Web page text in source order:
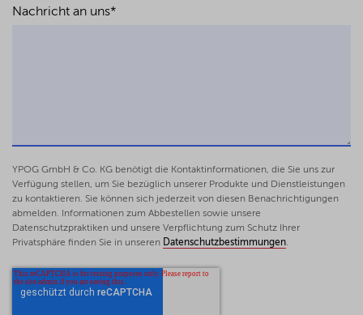
Nachricht an uns*
YPOG GmbH & Co. KG benötigt die Kontaktinformationen, die Sie uns zur
Verfügung stellen, um Sie bezüglich unserer Produkte und Dienstleistungen
zu kontaktieren. Sie können sich jederzeit von diesen Benachrichtigungen
abmelden. Informationen zum Abbestellen sowie unsere
Datenschutzpraktiken und unsere Verpflichtung zum Schutz Ihrer
Privatsphäre finden Sie in unseren Datenschutzbestimmungen.